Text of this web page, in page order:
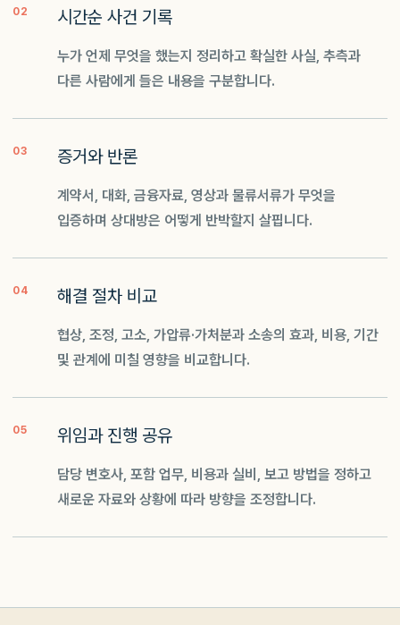
02 시간순 사건 기록
누가 언제 무엇을 했는지 정리하고 확실한 사실, 추측과
다른 사람에게 들은 내용을 구분합니다.
03 증거와 반론
계약서, 대화, 금융자료, 영상과 물류서류가 무엇을
입증하며 상대방은 어떻게 반박할지 살핍니다.
04 해결 절차 비교
협상, 조정, 고소, 가압류·가처분과 소송의 효과, 비용, 기간
및 관계에 미칠 영향을 비교합니다.
05 위임과 진행 공유
담당 변호사, 포함 업무, 비용과 실비, 보고 방법을 정하고
새로운 자료와 상황에 따라 방향을 조정합니다.